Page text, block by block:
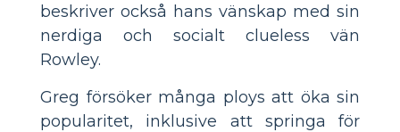
beskriver också hans vänskap med sin
nerdiga och socialt clueless vän
Rowley.
Greg försöker många ploys att öka sin
popularitet, inklusive att springa för